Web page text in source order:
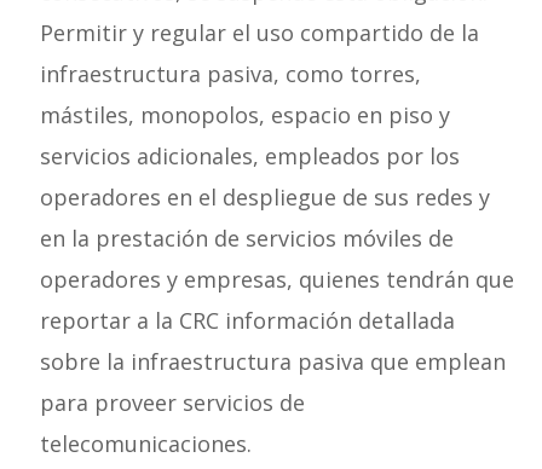
Permitir y regular el uso compartido de la
infraestructura pasiva, como torres,
mástiles, monopolos, espacio en piso y
servicios adicionales, empleados por los
operadores en el despliegue de sus redes y
en la prestación de servicios móviles de
operadores y empresas, quienes tendrán que
reportar a la CRC información detallada
sobre la infraestructura pasiva que emplean
para proveer servicios de
telecomunicaciones.